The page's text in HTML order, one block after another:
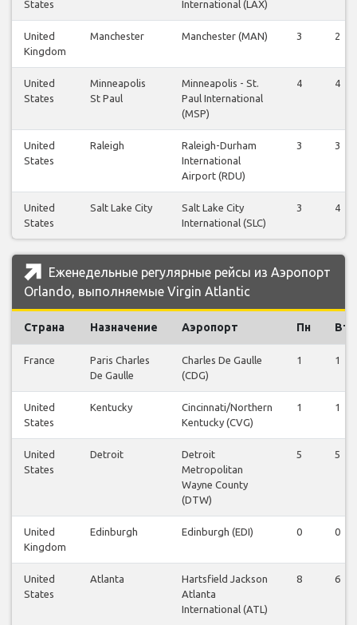
States
International (LAX)
United
Kingdom
Manchester Manchester (MAN) 3 2
United
States
Minneapolis
St Paul
Minneapolis - St.
Paul International
(MSP)
4 4
United
States
Raleigh
Raleigh-Durham
International
Airport (RDU)
3 3
United
States
Salt Lake City
Salt Lake City
International (SLC)
3 4
Еженедельные регулярные рейсы из Аэропорт
Orlando, выполняемые Virgin Atlantic
Страна Назначение Аэропорт Пн Вт
France
Paris Charles
De Gaulle
Charles De Gaulle
(CDG)
1 1
United
States
Kentucky
Cincinnati/Northern
Kentucky (CVG)
1 1
United
States
Detroit
Detroit
Metropolitan
Wayne County
(DTW)
5 5
United
Kingdom
Edinburgh Edinburgh (EDI) 0 0
United
States
Atlanta
Hartsfield Jackson
Atlanta
International (ATL)
8 6